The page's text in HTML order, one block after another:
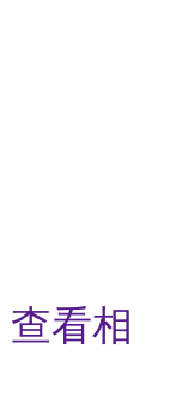
查看相